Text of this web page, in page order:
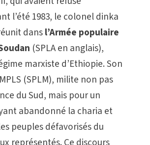
l’été 1983, le colonel dinka
dansl’Armée populaire
(SPLA en anglais),
marxiste d’Ethiopie. Son
(SPLM), milite non pas
du Sud, mais pour un
abandonné la charia et
peuples défavorisés du